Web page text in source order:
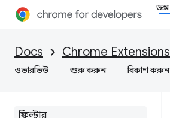
ডক্স
Docs Chrome Extensions
ওভারভিউ শুরু করুন বিকাশ করুন